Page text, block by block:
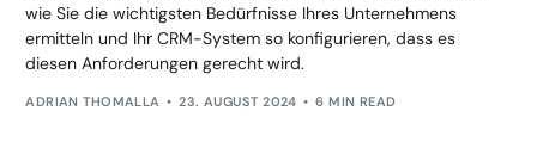
wie Sie die wichtigsten Bedürfnisse Ihres Unternehmens
ermitteln und Ihr CRM-System so konfigurieren, dass es
diesen Anforderungen gerecht wird.
ADRIAN THOMALLA 23. AUGUST 2024 6 MIN READ